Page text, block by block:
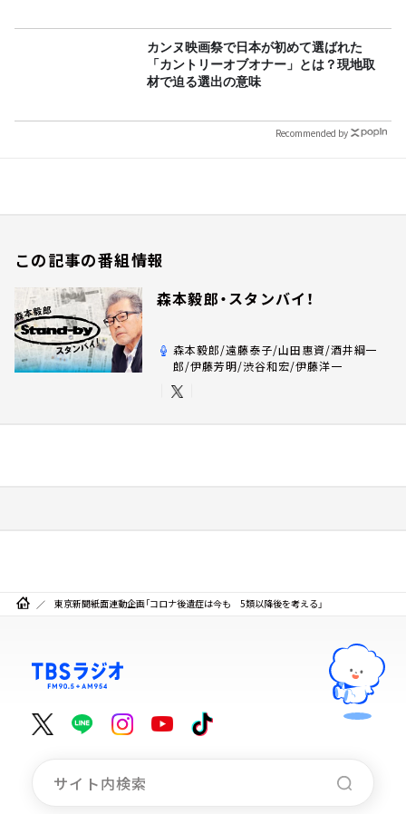
カンヌ映画祭で日本が初めて選ばれた
「カントリーオブオナー」とは？現地取
材で迫る選出の意味
Recommended by
この記事の番組情報
森本毅郎・スタンバイ！
森本毅郎/遠藤泰子/山田惠資/酒井綱一
郎/伊藤芳明/渋谷和宏/伊藤洋一
東京新聞紙面連動企画「コロナ後遺症は今も 5類以降後を考える」